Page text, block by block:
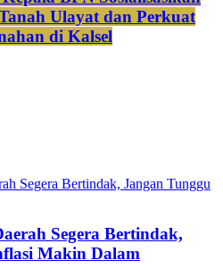
Ulayat dan Perkuat
di Kalsel
Segera Bertindak,
Makin Dalam